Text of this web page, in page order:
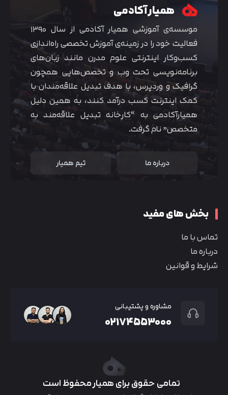
همیار آکادمی
موسسه‌ی آموزشی همیار آکادمی از سال ۱۳۹۰
فعالیت خود را در زمینه‌ی آموزش تخصصی راه‌اندازی
کسب‌و‌کار اینترنتی علوم مدرن مانند زبان‌های
برنامه‌نویسی تحت وب و تخصص‌هایی همچون
گرافیک و وردپرس، با هدف تبدیل علاقه‌مندان با
کمک اینترنت کسب درآمد کنند، به همین دلیل
همیارآکادمی به “کارخانه تبدیل علاقه‌مند به
متخصص” نام گرفت.
درباره ما تیم همیار
بخش های مفید
تماس با ما
درباره ما
شرایط و قوانین
مشاوره و پشتیبانی
۰۲۱۷۴۵۵۳۰۰۰
تمامی حقوق برای همیار محفوظ است
متوجه شدم